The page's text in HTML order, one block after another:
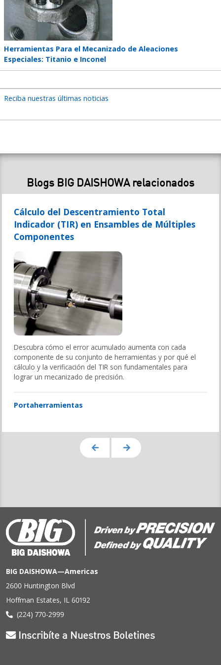
Teaser
title
Herramientas Para el Mecanizado de Aleaciones
Especiales: Titanio e Inconel
Reciba nuestras últimas noticias
Blogs BIG DAISHOWA relacionados
Cálculo del Descentramiento Total
Indicador (TIR) en Ensambles de Múltiples
Componentes
Descubra cómo el error acumulado aumenta con cada
componente de su conjunto de herramientas y por qué el
cálculo y la verificación del TIR son fundamentales para
lograr un mecanizado de precisión.
Portaherramientas
BIG DAISHOWA—Americas
2600 Huntington Blvd
Hoffman Estates, IL 60192
(224) 770-2999
Inscribíte a Nuestros Boletines